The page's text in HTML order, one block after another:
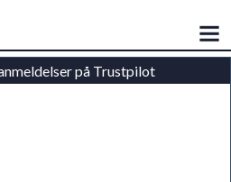
på Trustpilot